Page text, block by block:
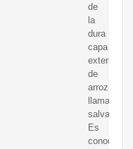
de
la
dura
capa
externa
de
arroz
llamada
salvado.
Es
conocido